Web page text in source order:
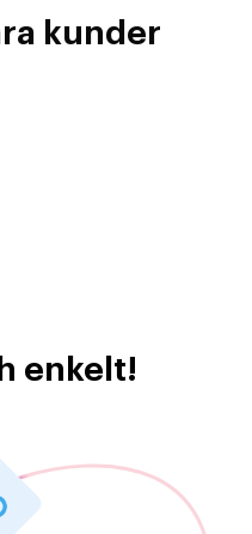
kunder
enkelt!